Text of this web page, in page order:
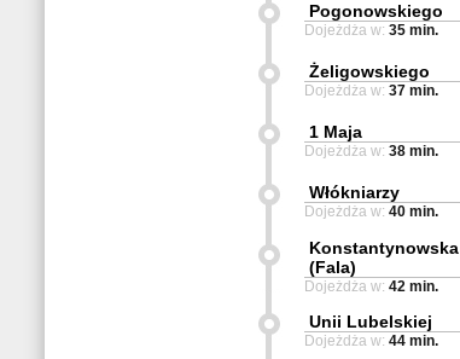
Pogonowskiego
Dojeżdża w: 35 min.
Żeligowskiego
Dojeżdża w: 37 min.
1 Maja
Dojeżdża w: 38 min.
Włókniarzy
Dojeżdża w: 40 min.
Konstantynowska
(Fala)
Dojeżdża w: 42 min.
Unii Lubelskiej
Dojeżdża w: 44 min.